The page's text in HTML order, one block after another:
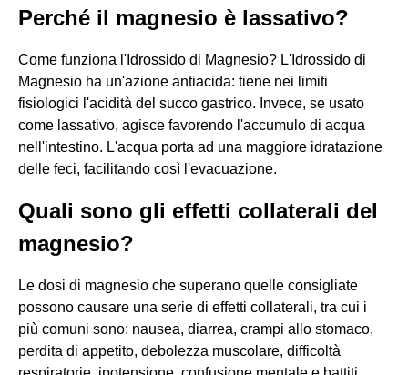
Perché il magnesio è lassativo?
Come funziona l'Idrossido di Magnesio? L'Idrossido di
Magnesio ha un'azione antiacida: tiene nei limiti
fisiologici l'acidità del succo gastrico. Invece, se usato
come lassativo, agisce favorendo l'accumulo di acqua
nell'intestino. L'acqua porta ad una maggiore idratazione
delle feci, facilitando così l'evacuazione.
Quali sono gli effetti collaterali del
magnesio?
Le dosi di magnesio che superano quelle consigliate
possono causare una serie di effetti collaterali, tra cui i
più comuni sono: nausea, diarrea, crampi allo stomaco,
perdita di appetito, debolezza muscolare, difficoltà